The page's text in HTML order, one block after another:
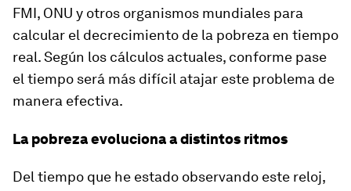
FMI, ONU y otros organismos mundiales para
calcular el decrecimiento de la pobreza en tiempo
real. Según los cálculos actuales, conforme pase
el tiempo será más difícil atajar este problema de
manera efectiva.
La pobreza evoluciona a distintos ritmos
Del tiempo que he estado observando este reloj,